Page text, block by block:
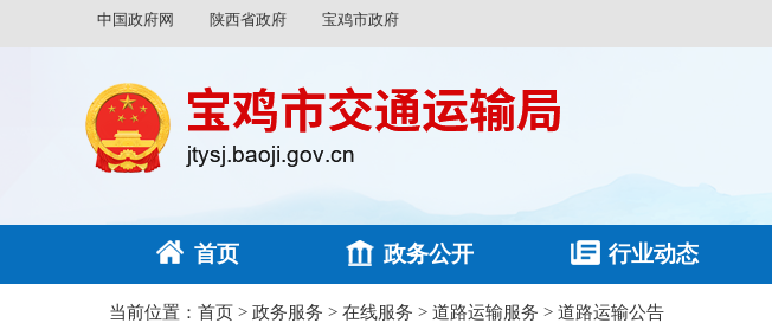
中国政府网 陕西省政府 宝鸡市政府
首页 政务公开 行业动态
当前位置： 首页 > 政务服务 > 在线服务 > 道路运输服务 > 道路运输公告